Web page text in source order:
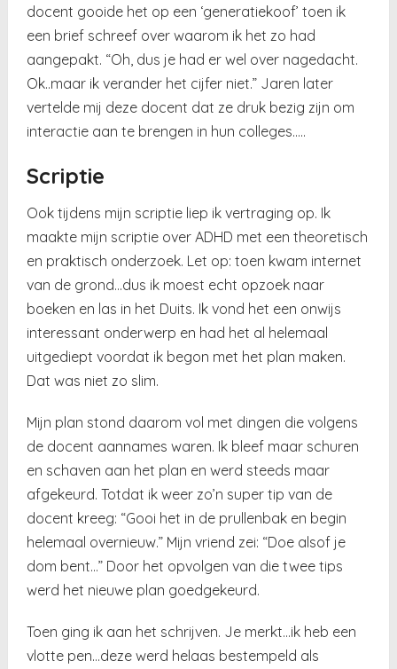
docent gooide het op een ‘generatiekoof’ toen ik
een brief schreef over waarom ik het zo had
aangepakt. “Oh, dus je had er wel over nagedacht.
Ok..maar ik verander het cijfer niet.” Jaren later
vertelde mij deze docent dat ze druk bezig zijn om
interactie aan te brengen in hun colleges…..
Scriptie
Ook tijdens mijn scriptie liep ik vertraging op. Ik
maakte mijn scriptie over ADHD met een theoretisch
en praktisch onderzoek. Let op: toen kwam internet
van de grond…dus ik moest echt opzoek naar
boeken en las in het Duits. Ik vond het een onwijs
interessant onderwerp en had het al helemaal
uitgediept voordat ik begon met het plan maken.
Dat was niet zo slim.
Mijn plan stond daarom vol met dingen die volgens
de docent aannames waren. Ik bleef maar schuren
en schaven aan het plan en werd steeds maar
afgekeurd. Totdat ik weer zo’n super tip van de
docent kreeg: “Gooi het in de prullenbak en begin
helemaal overnieuw.” Mijn vriend zei: “Doe alsof je
dom bent…” Door het opvolgen van die twee tips
werd het nieuwe plan goedgekeurd.
Toen ging ik aan het schrijven. Je merkt…ik heb een
vlotte pen…deze werd helaas bestempeld als